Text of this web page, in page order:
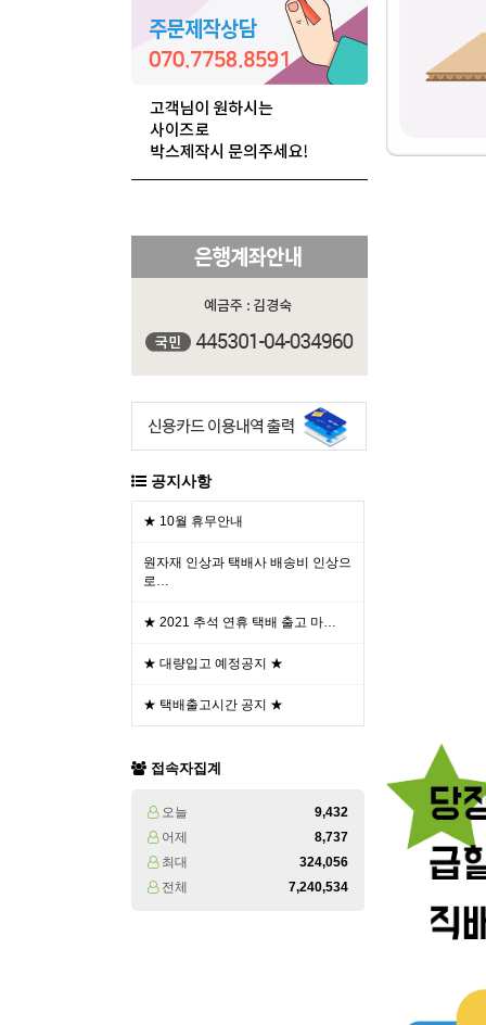
공지사항
★ 10월 휴무안내
원자재 인상과 택배사 배송비 인상으
로…
★ 2021 추석 연휴 택배 출고 마…
★ 대량입고 예정공지 ★
★ 택배출고시간 공지 ★
접속자집계
오늘
9,432
어제
8,737
최대
324,056
전체
7,240,534